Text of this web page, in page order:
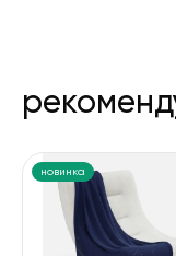
новинка